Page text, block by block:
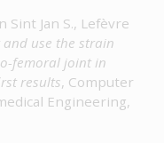
Sint Jan S., Lefèvre
and use the strain
femoral joint in
results, Computer
Engineering,